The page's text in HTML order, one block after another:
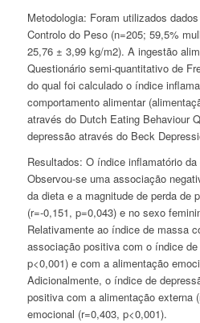
Metodologia: Foram utilizados
Controlo do Peso (n=205; 59,5%
25,76 ± 3,99 kg/m2). A ingestão
Questionário semi-quantitativo de
do qual foi calculado o índice
comportamento alimentar
através do Dutch Eating Behaviour
depressão através do Beck
Resultados: O índice inflamatório
Observou-se uma associação
da dieta e a magnitude de perda de
(r=-0,151, p=0,043) e no sexo
Relativamente ao índice de massa
associação positiva com o índice
p<0,001) e com a alimentação
Adicionalmente, o índice de
positiva com a alimentação externa
emocional (r=0,403, p<0,001).